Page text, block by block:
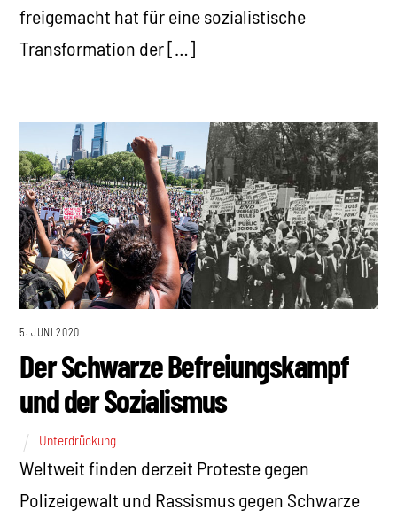
freigemacht hat für eine sozialistische
Transformation der […]
5. JUNI 2020
Der Schwarze Befreiungskampf
und der Sozialismus
Unterdrückung
Weltweit finden derzeit Proteste gegen
Polizeigewalt und Rassismus gegen Schwarze